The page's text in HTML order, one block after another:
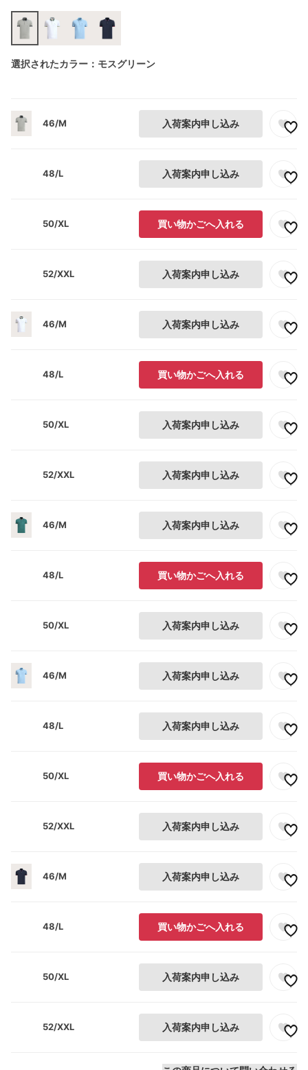
選択されたカラー：モスグリーン
46/M 入荷案内申し込み
48/L 入荷案内申し込み
50/XL 買い物かごへ入れる
52/XXL 入荷案内申し込み
46/M 入荷案内申し込み
48/L 買い物かごへ入れる
50/XL 入荷案内申し込み
52/XXL 入荷案内申し込み
46/M 入荷案内申し込み
48/L 買い物かごへ入れる
50/XL 入荷案内申し込み
46/M 入荷案内申し込み
48/L 入荷案内申し込み
50/XL 買い物かごへ入れる
52/XXL 入荷案内申し込み
46/M 入荷案内申し込み
48/L 買い物かごへ入れる
50/XL 入荷案内申し込み
52/XXL 入荷案内申し込み